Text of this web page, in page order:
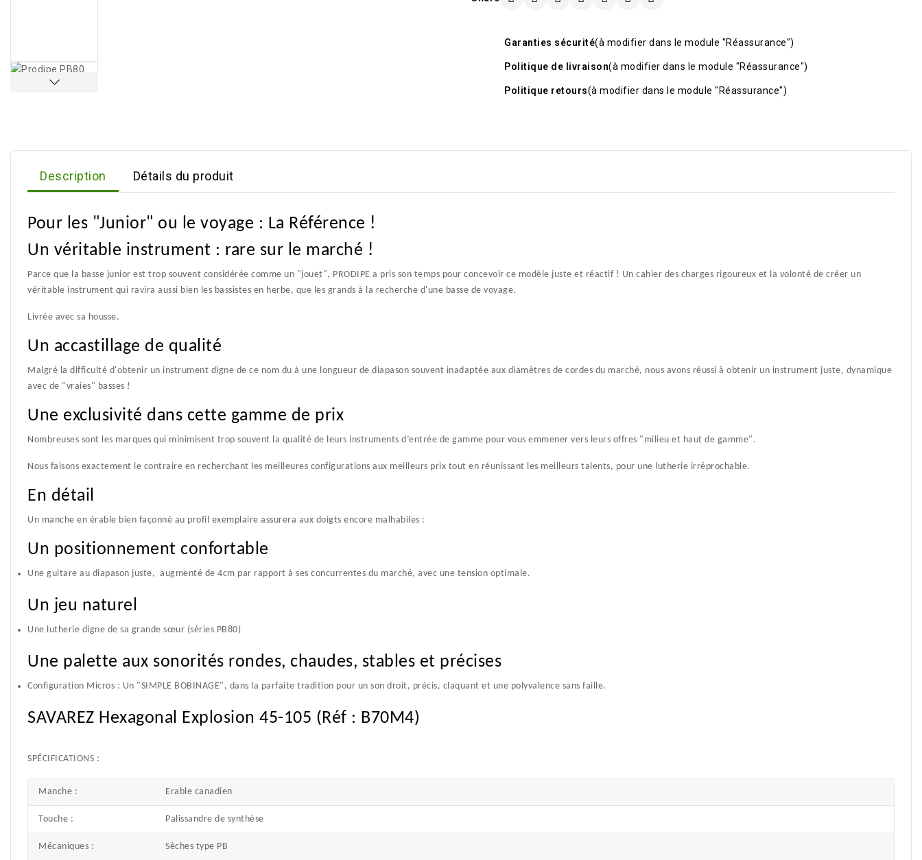
Garanties sécurité(à modifier dans le module "Réassurance")
Politique de livraison(à modifier dans le module "Réassurance")
Politique retours(à modifier dans le module "Réassurance")
Description Détails du produit
Pour les "Junior" ou le voyage : La Référence !
Un véritable instrument : rare sur le marché !
Parce que la basse junior est trop souvent considérée comme un "jouet", PRODIPE a pris son temps pour concevoir ce modèle juste et réactif ! Un cahier des charges rigoureux et la volonté de créer un
véritable instrument qui ravira aussi bien les bassistes en herbe, que les grands à la recherche d'une basse de voyage.
Livrée avec sa housse.
Un accastillage de qualité
Malgré la difficulté d'obtenir un instrument digne de ce nom du à une longueur de diapason souvent inadaptée aux diamètres de cordes du marché, nous avons réussi à obtenir un instrument juste, dynamique
avec de "vraies" basses !
Une exclusivité dans cette gamme de prix
Nombreuses sont les marques qui minimisent trop souvent la qualité de leurs instruments d’entrée de gamme pour vous emmener vers leurs offres "milieu et haut de gamme".
Nous faisons exactement le contraire en recherchant les meilleures configurations aux meilleurs prix tout en réunissant les meilleurs talents, pour une lutherie irréprochable.
En détail
Un manche en érable bien façonné au profil exemplaire assurera aux doigts encore malhabiles :
Un positionnement confortable
Une guitare au diapason juste, augmenté de 4cm par rapport à ses concurrentes du marché, avec une tension optimale.
Un jeu naturel
Une lutherie digne de sa grande sœur (séries PB80)
Une palette aux sonorités rondes, chaudes, stables et précises
Configuration Micros : Un "SIMPLE BOBINAGE", dans la parfaite tradition pour un son droit, précis, claquant et une polyvalence sans faille.
SAVAREZ Hexagonal Explosion 45-105 (Réf : B70M4)
SPÉCIFICATIONS :
Manche : Erable canadien
Touche : Palissandre de synthèse
Mécaniques : Sèches type PB